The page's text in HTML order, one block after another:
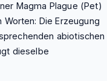
Magma Plague (Pet)
Die Erzeugung
abiotischen
dieselbe